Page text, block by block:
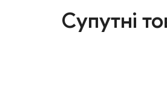
Супутні